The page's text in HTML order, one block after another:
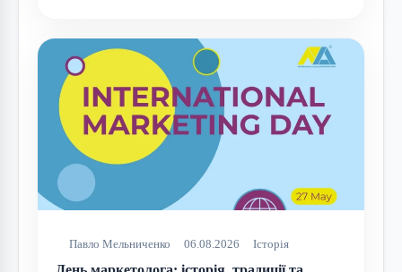
Павло Мельниченко 06.08.2026 Історія